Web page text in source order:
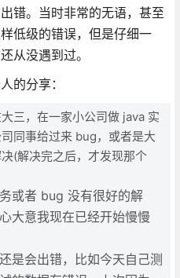
错。当时非常的无语，甚至
低级的错误，但是仔细一
从没遇到过。
的分享：
三，在一家小公司做 java 实
同事给过来 bug，或者是大
(解决完之后，才发现那个
或者 bug 没有很好的解
大意我现在已经开始慢慢
是会出错，比如今天自己测